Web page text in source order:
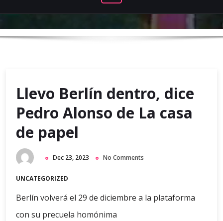
Llevo Berlín dentro, dice
Pedro Alonso de La casa
de papel
Dec 23, 2023 No Comments
UNCATEGORIZED
Berlín volverá el 29 de diciembre a la plataforma
con su precuela homónima